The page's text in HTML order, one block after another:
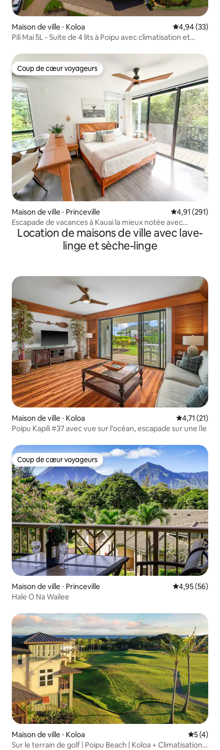
Maison de ville ⋅ Koloa Évaluation
4,94 (33)
Pili Mai 5L - Suite de 4 lits à Poipu avec climatisation et
Coup de cœur voyageurs
Coup de cœur voyageurs
Maison de ville ⋅ Princeville Évaluation
4,91 (291)
Escapade de vacances à Kauai la mieux notée avec
climatisation
Location de maisons de ville avec lave-
linge et sèche-linge
Maison de ville ⋅ Koloa Évaluation
4,71 (21)
Poipu Kapili #37 avec vue sur l'océan, escapade sur une île
Coup de cœur voyageurs
Coup de cœur voyageurs
Maison de ville ⋅ Princeville Évaluation
4,95 (56)
Hale O Na Wailee
Maison de ville ⋅ Koloa
5 (4)
Sur le terrain de golf | Poipu Beach | Koloa + Climatisation +